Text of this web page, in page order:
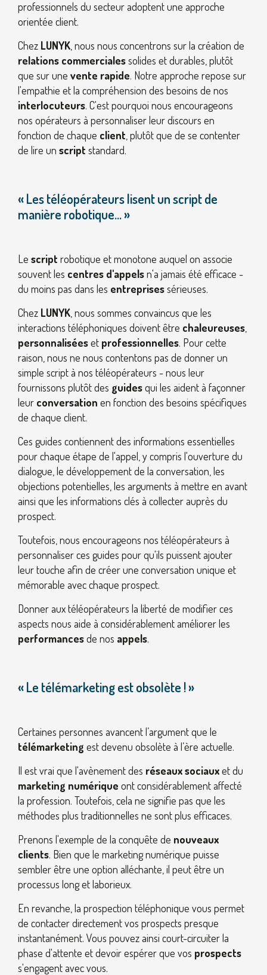
professionnels du secteur adoptent une approche
orientée client.
Chez LUNYK , nous nous concentrons sur la création de
relations commercialessolides et durables, plutôt
que sur une vente rapide. Notre approche repose sur
l'empathie et la compréhension des besoins de nos
interlocuteurs. C'est pourquoi nous encourageons
nos opérateurs à personnaliser leur discours en
fonction de chaque client , plutôt que de se contenter
de lire un script standard.
« Les téléopérateurs lisent un script de
manière robotique... »
Le script robotique et monotone auquel on associe
souvent les centres d'appelsn'a jamais été efficace -
du moins pas dans les entreprisessérieuses.
Chez LUNYK , nous sommes convaincus que les
interactions téléphoniques doivent être chaleureuses
personnaliséeset professionnelles. Pour cette
raison, nous ne nous contentons pas de donner un
simple script à nos téléopérateurs - nous leur
fournissons plutôt des guidesqui les aident à façonner
leur conversation en fonction des besoins spécifiques
de chaque client.
Ces guides contiennent des informations essentielles
pour chaque étape de l'appel, y compris l'ouverture du
dialogue, le développement de la conversation, les
objections potentielles, les arguments à mettre en avant
ainsi que les informations clés à collecter auprès du
prospect.
Toutefois, nous encourageons nos téléopérateurs à
personnaliser ces guides pour qu'ils puissent ajouter
leur touche afin de créer une conversation unique et
mémorable avec chaque prospect.
Donner aux téléopérateurs la liberté de modifier ces
aspects nous aide à considérablement améliorer les
performancesde nos appels.
« Le télémarketing est obsolète ! »
Certaines personnes avancent l’argument que le
télémarketing est devenu obsolète à l’ère actuelle.
Il est vrai que l'avènement des réseaux sociauxet du
marketing numérique ont considérablement affecté
la profession. Toutefois, cela ne signifie pas que les
méthodes plus traditionnelles ne sont plus efficaces.
Prenons l'exemple de la conquête de nouveaux
clients. Bien que le marketing numérique puisse
sembler être une option alléchante, il peut être un
processus long et laborieux.
En revanche, la prospection téléphonique vous permet
de contacter directement vos prospects presque
instantanément. Vous pouvez ainsi court-circuiter la
phase d'attente et devoir espérer que vos prospects
s'engagent avec vous.